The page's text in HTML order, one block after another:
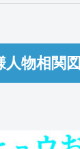
物相関図